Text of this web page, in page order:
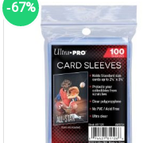
‑67%